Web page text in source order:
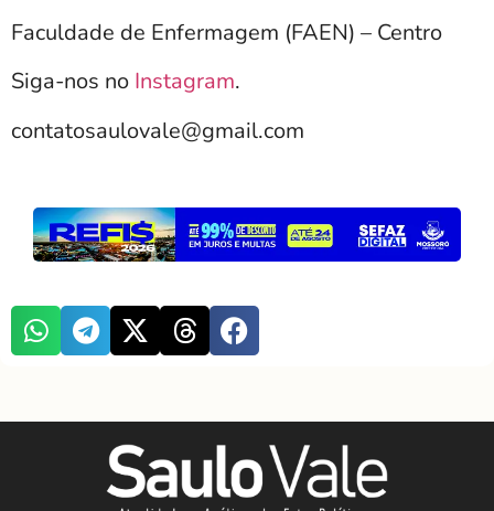
Faculdade de Enfermagem (FAEN) – Centro
Siga-nos no Instagram.
contatosaulovale@gmail.com